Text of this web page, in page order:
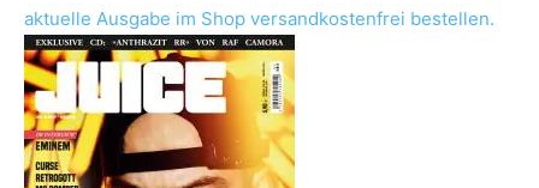
aktuelle Ausgabe im Shop versandkostenfrei bestellen.